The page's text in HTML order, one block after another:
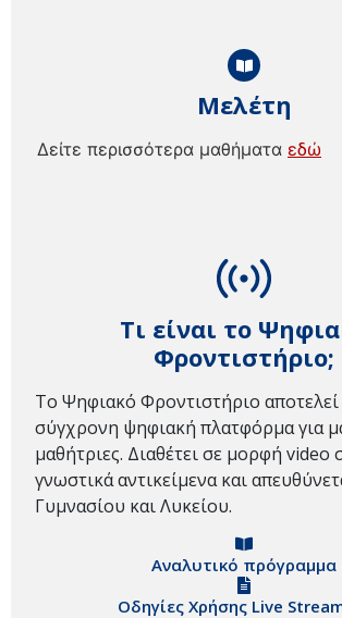
Τι είναι το
Φροντιστήριο;
Το Ψηφιακό Φροντιστήριο αποτελεί
σύγχρονη ψηφιακή πλατφόρμα για
μαθήτριες. Διαθέτει σε μορφή video
γνωστικά αντικείμενα και
Γυμνασίου και Λυκείου.
Αναλυτικό πρόγραμμα
Οδηγίες Χρήσης Live
Μελέτη
Δείτε περισσότερα μαθήματα εδώ